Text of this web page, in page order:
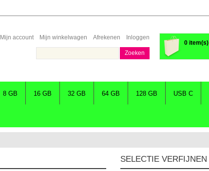
0 item(s)
Inloggen
Mijn account Mijn winkelwagen Afrekenen
Zoeken
8 GB 16 GB 32 GB 64 GB 128 GB USB C
SELECTIE VERFIJNEN